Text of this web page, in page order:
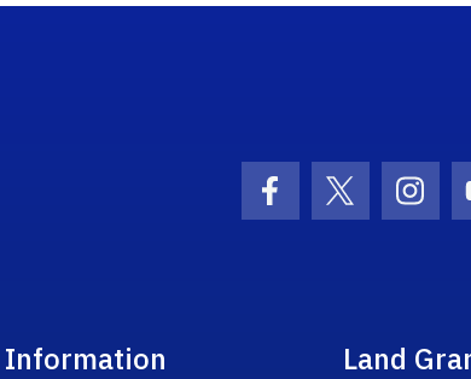
Facebook Icon
Twitter
Information
Land